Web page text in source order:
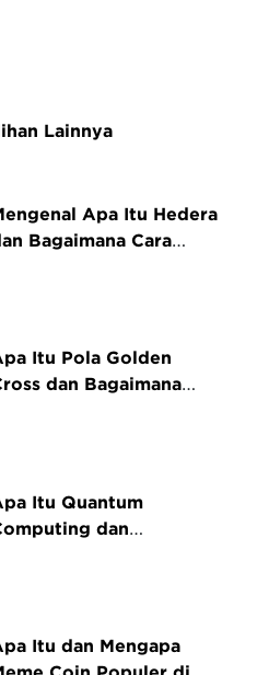
Lainnya
Apa Itu Hedera
Bagaimana Cara
Itu Pola Golden
dan Bagaimana
Itu Quantum
dan
Itu dan Mengapa